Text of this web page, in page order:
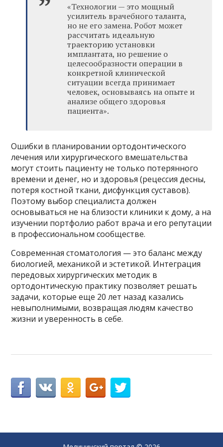
«Технологии — это мощный
усилитель врачебного таланта,
но не его замена. Робот может
рассчитать идеальную
траекторию установки
имплантата, но решение о
целесообразности операции в
конкретной клинической
ситуации всегда принимает
человек, основываясь на опыте и
анализе общего здоровья
пациента».
Ошибки в планировании ортодонтического
лечения или хирургического вмешательства
могут стоить пациенту не только потерянного
времени и денег, но и здоровья (рецессия десны,
потеря костной ткани, дисфункция суставов).
Поэтому выбор специалиста должен
основываться не на близости клиники к дому, а на
изучении портфолио работ врача и его репутации
в профессиональном сообществе.
Современная стоматология — это баланс между
биологией, механикой и эстетикой. Интеграция
передовых хирургических методик в
ортодонтическую практику позволяет решать
задачи, которые еще 20 лет назад казались
невыполнимыми, возвращая людям качество
жизни и уверенность в себе.